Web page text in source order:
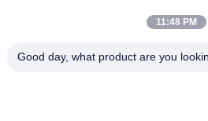
No 8028, Jincheng Industrial Center,
11:48 PM
Good day, what product are you